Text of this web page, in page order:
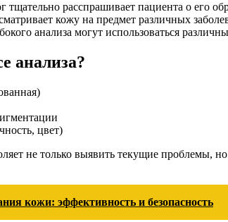
тщательно расспрашивает пациента о его
кожу на предмет различных
анализа могут использоваться
анализа?
цвет)
не только выявить текущие проблемы,
кожи: эффективность и безопасность